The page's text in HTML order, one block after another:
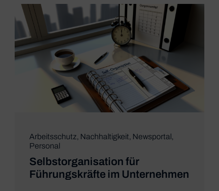
Arbeitsschutz, Nachhaltigkeit, Newsportal,
Personal
Selbstorganisation für
Führungskräfte im Unternehmen